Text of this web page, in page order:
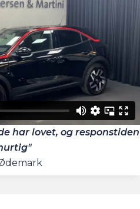
har lovet, og responstiden